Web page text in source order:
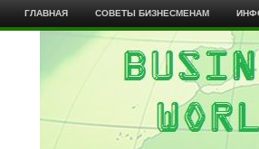
ГЛАВНАЯ СОВЕТЫ БИЗНЕСМЕНАМ